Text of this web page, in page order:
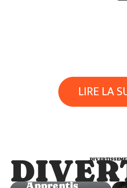
LIRE LA
Divertissement
Les
Apprentis